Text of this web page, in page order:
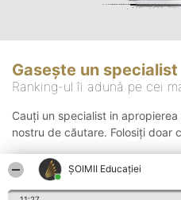
ȘOIMII Educației
Gasește un specialist
Ranking-ul îi adună pe cei
Cauți un specialist in
nostru de căutare. Folosiți doar